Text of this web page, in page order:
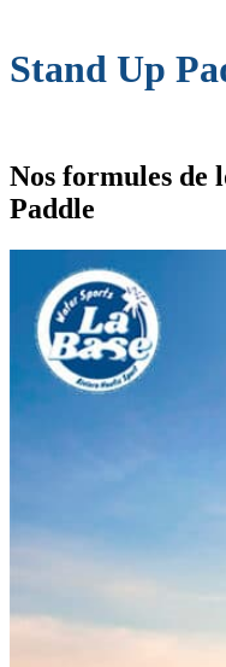
Stand Up
Nos formules de
Paddle